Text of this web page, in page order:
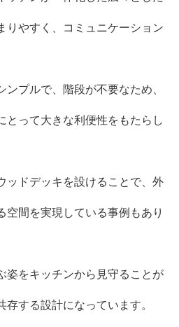
りやすく、コミュニケーション
ンプルで、階段が不要なため、
とって大きな利便性をもたらし
ッドデッキを設けることで、外
空間を実現している事例もあり
姿をキッチンから見守ることが
する設計になっています。